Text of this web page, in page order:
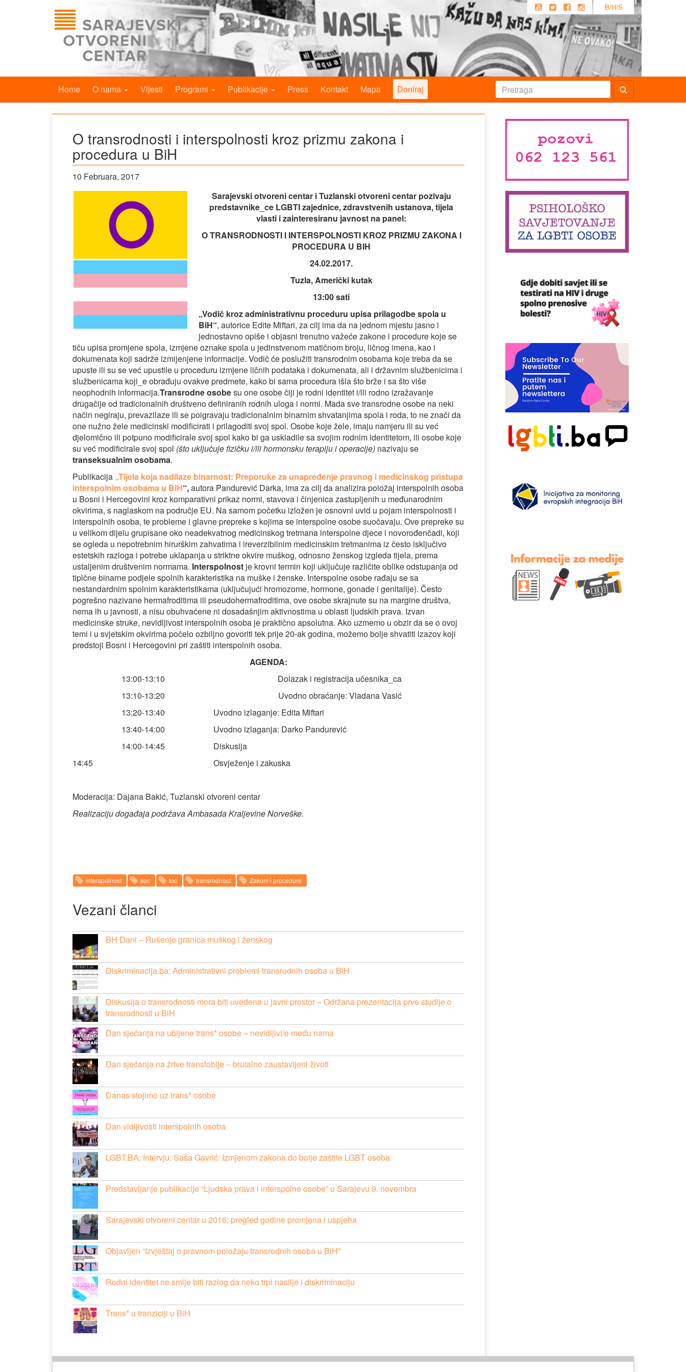
B/H/S
Home O nama Vijesti Programi Publikacije Press Kontakt Mapa Doniraj
O transrodnosti i interspolnosti kroz prizmu zakona i
procedura u BiH
10 Februara, 2017
Sarajevski otvoreni centar i Tuzlanski otvoreni centar pozivaju
predstavnike_ce LGBTI zajednice, zdravstvenih ustanova, tijela
vlasti i zainteresiranu javnost na panel:
O TRANSRODNOSTI I INTERSPOLNOSTI KROZ PRIZMU ZAKONA I
PROCEDURA U BIH
24.02.2017.
Tuzla, Američki kutak
13:00 sati
„Vodič kroz administrativnu proceduru upisa prilagodbe spola u
BiH“, autorice Edite Miftari, za cilj ima da na jednom mjestu jasno i
jednostavno opiše i objasni trenutno važeće zakone i procedure koje se
tiču upisa promjene spola, izmjene oznake spola u jedinstvenom matičnom broju, ličnog imena, kao i
dokumenata koji sadrže izmijenjene informacije. Vodič će poslužiti transrodnim osobama koje treba da se
upuste ili su se već upustile u proceduru izmjene ličnih podataka i dokumenata, ali i državnim službenicima i
službenicama koji_e obrađuju ovakve predmete, kako bi sama procedura išla što brže i sa što više
neophodnih informacija.Transrodne osobesu one osobe čiji je rodni identitet i/ili rodno izražavanje
drugačije od tradicionalnih društveno definiranih rodnih uloga i normi. Mada sve transrodne osobe na neki
način negiraju, prevazilaze ili se poigravaju tradicionalnim binarnim shvatanjima spola i roda, to ne znači da
one nužno žele medicinski modificirati i prilagoditi svoj spol. Osobe koje žele, imaju namjeru ili su već
djelomično ili potpuno modificirale svoj spol kako bi ga uskladile sa svojim rodnim identitetom, ili osobe koje
su već modificirale svoj spol (što uključuje fizičku i/ili hormonsku terapiju i operacije) nazivaju se
transeksualnim osobama.
Publikacija „Tijela koja nadilaze binarnost: Preporuke za unapređenje pravnog i medicinskog pristupa
interspolnim osobama u BiH“,autora Pandurević Darka, ima za cilj da analizira položaj interspolnih osoba
u Bosni i Hercegovini kroz komparativni prikaz normi, stavova i činjenica zastupljenih u međunarodnim
okvirima, s naglaskom na područje EU. Na samom početku izložen je osnovni uvid u pojam interspolnosti i
interspolnih osoba, te probleme i glavne prepreke s kojima se interspolne osobe suočavaju. Ove prepreke su
u velikom dijelu grupisane oko neadekvatnog medicinskog tretmana interspolne djece i novorođenčadi, koji
se ogleda u nepotrebnim hirurškim zahvatima i ireverzibilnim medicinskim tretmanima iz često isključivo
estetskih razloga i potrebe uklapanja u striktne okvire muškog, odnosno ženskog izgleda tijela, prema
ustaljenim društvenim normama. Interspolnost je krovni termin koji uključuje različite oblike odstupanja od
tipične binarne podjele spolnih karakteristika na muške i ženske. Interspolne osobe rađaju se sa
nestandardnim spolnim karakteristikama (uključujući hromozome, hormone, gonade i genitalije). Često
pogrešno nazivane hermafroditima ili pseudohermafroditima, ove osobe skrajnute su na margine društva,
nema ih u javnosti, a nisu obuhvaćene ni dosadašnjim aktivnostima u oblasti ljudskih prava. Izvan
medicinske struke, nevidljivost interspolnih osoba je praktično apsolutna. Ako uzmemo u obzir da se o ovoj
temi i u svjetskim okvirima počelo ozbiljno govoriti tek prije 20-ak godina, možemo bolje shvatiti izazov koji
predstoji Bosni i Hercegovini pri zaštiti interspolnih osoba.
AGENDA:
13:00-13:10
Dolazak i registracija učesnika_ca
13:10-13:20
Uvodno obraćanje: Vladana Vasić
13:20-13:40
Uvodno izlaganje: Edita Miftari
13:40-14:00
Uvodno izlaganja: Darko Pandurević
14:00-14:45
Diskusija
14:45
Osvježenje i zakuska
Moderacija: Dajana Bakić, Tuzlanski otvoreni centar
Realizaciju događaja podržava Ambasada Kraljevine Norveške.
interspolnost soc toc transrodnost Zakoni i procedure
Vezani članci
BH Dani – Rušenje granica muškog i ženskog
Diskriminacija.ba: Administrativni problemi transrodnih osoba u BiH
Diskusija o transrodnosti mora biti uvedena u javni prostor – Održana prezentacija prve studije o
transrodnosti u BiH
Dan sjećanja na ubijene trans* osobe – nevidljivi/e među nama
Dan sjećanja na žrtve transfobije – brutalno zaustavljeni životi
Danas stojimo uz trans* osobe
Dan vidljivosti interspolnih osoba
LGBT.BA: Intervju: Saša Gavrić: Izmjenom zakona do bolje zaštite LGBT osoba
Predstavljanje publikacije “Ljudska prava i interspolne osobe” u Sarajevu 9. novembra
Sarajevski otvoreni centar u 2016: pregled godine promjena i uspjeha
Objavljen “Izvještaj o pravnom položaju transrodnih osoba u BiH”
Rodni identitet ne smije biti razlog da neko trpi nasilje i diskriminaciju
Trans* u tranziciji u BiH